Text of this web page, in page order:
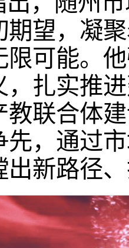
期望，凝
限可能。
，扎实推
教联合体
先，通过
出新路径